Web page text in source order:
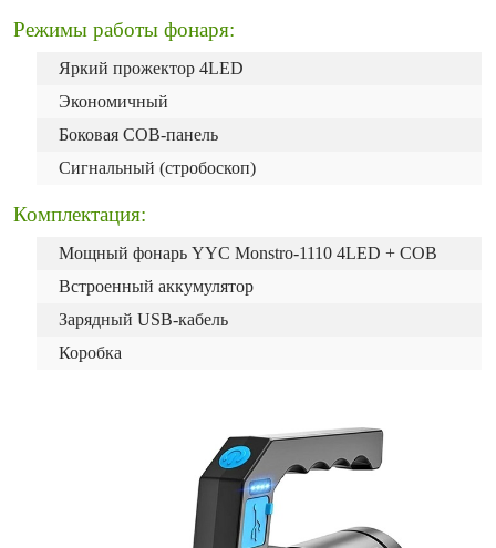
Режимы работы фонаря:
Яркий прожектор 4LED
Экономичный
Боковая COB-панель
Сигнальный (стробоскоп)
Комплектация:
Мощный фонарь YYC Monstro-1110 4LED + COB
Встроенный аккумулятор
Зарядный USB-кабель
Коробка